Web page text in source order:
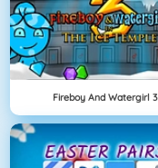
Fireboy And Watergirl 3